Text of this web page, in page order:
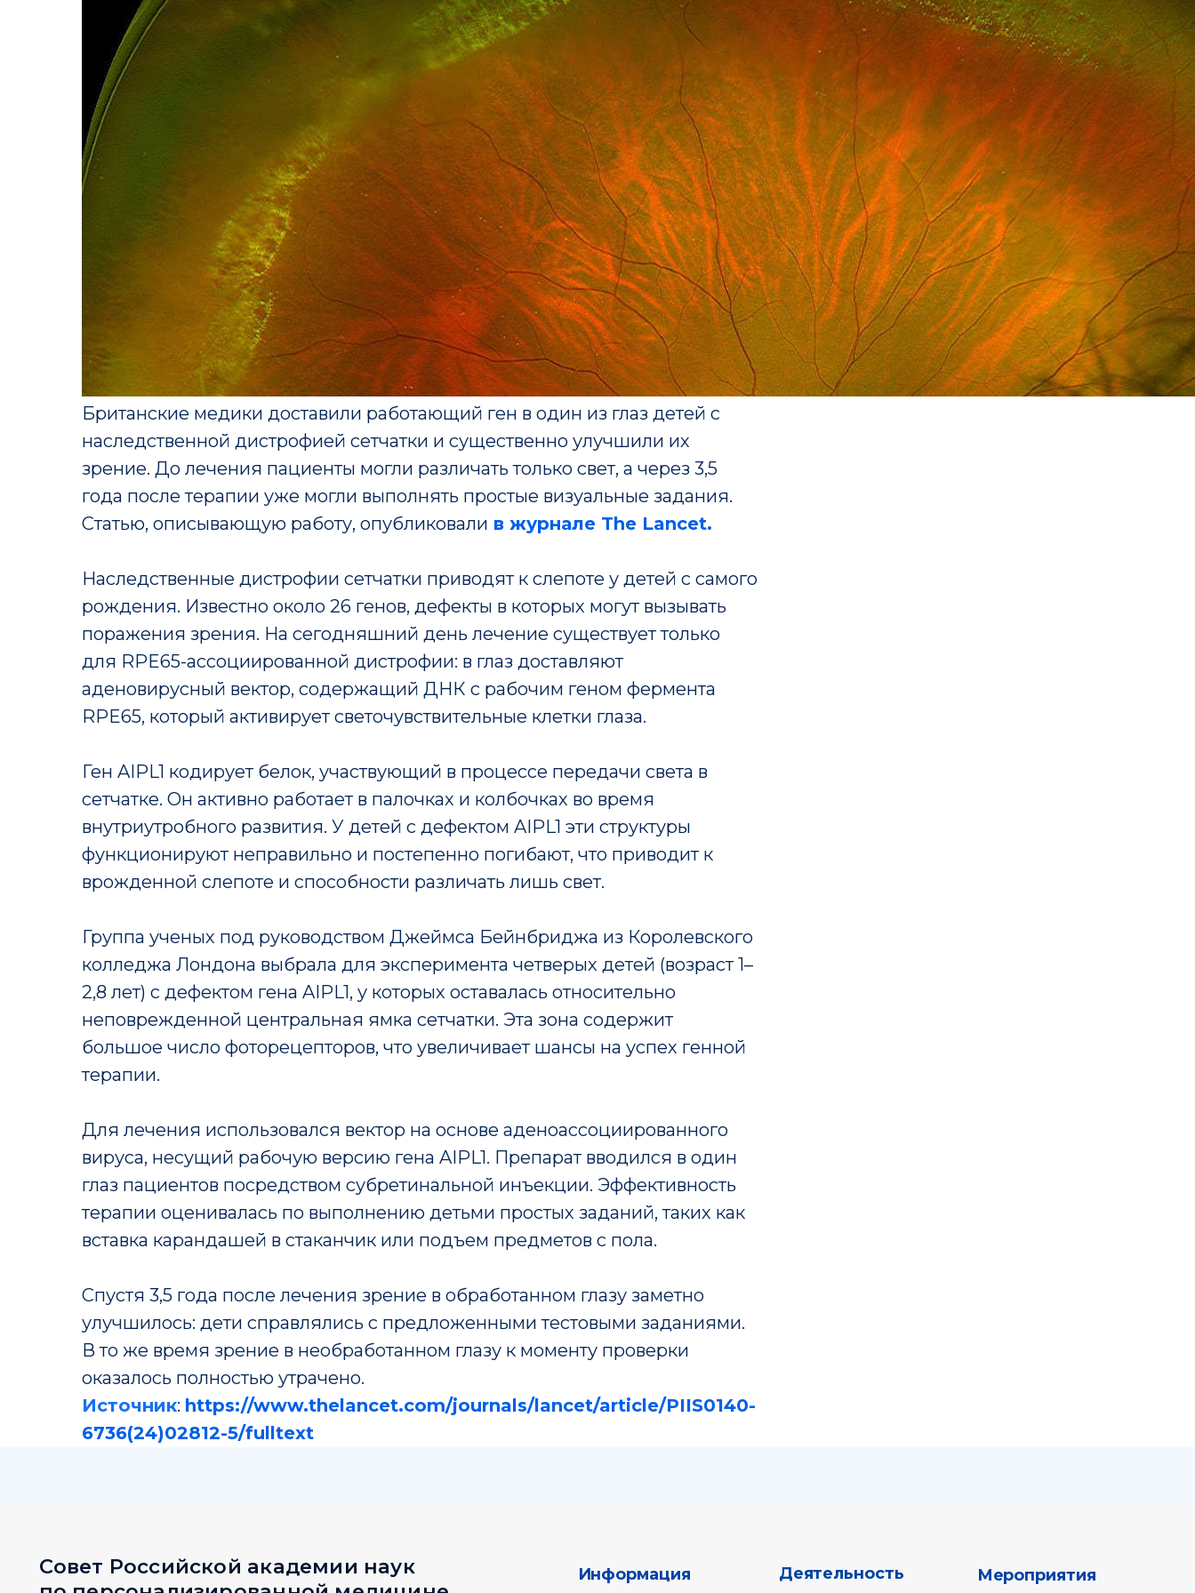
Британские медики доставили работающий ген в один из глаз детей с
наследственной дистрофией сетчатки и существенно улучшили их
зрение. До лечения пациенты могли различать только свет, а через 3,5
года после терапии уже могли выполнять простые визуальные задания.
Статью, описывающую работу, опубликовали в журнале The Lancet.
Наследственные дистрофии сетчатки приводят к слепоте у детей с самого
рождения. Известно около 26 генов, дефекты в которых могут вызывать
поражения зрения. На сегодняшний день лечение существует только
для RPE65-ассоциированной дистрофии: в глаз доставляют
аденовирусный вектор, содержащий ДНК с рабочим геном фермента
RPE65, который активирует светочувствительные клетки глаза.
Ген AIPL1 кодирует белок, участвующий в процессе передачи света в
сетчатке. Он активно работает в палочках и колбочках во время
внутриутробного развития. У детей с дефектом AIPL1 эти структуры
функционируют неправильно и постепенно погибают, что приводит к
врожденной слепоте и способности различать лишь свет.
Группа ученых под руководством Джеймса Бейнбриджа из Королевского
колледжа Лондона выбрала для эксперимента четверых детей (возраст 1–
2,8 лет) с дефектом гена AIPL1, у которых оставалась относительно
неповрежденной центральная ямка сетчатки. Эта зона содержит
большое число фоторецепторов, что увеличивает шансы на успех генной
терапии.
Для лечения использовался вектор на основе аденоассоциированного
вируса, несущий рабочую версию гена AIPL1. Препарат вводился в один
глаз пациентов посредством субретинальной инъекции. Эффективность
терапии оценивалась по выполнению детьми простых заданий, таких как
вставка карандашей в стаканчик или подъем предметов с пола.
Спустя 3,5 года после лечения зрение в обработанном глазу заметно
улучшилось: дети справлялись с предложенными тестовыми заданиями.
В то же время зрение в необработанном глазу к моменту проверки
оказалось полностью утрачено.
Источник: https://www.thelancet.com/journals/lancet/article/PIIS0140-
6736(24)02812-5/fulltext
Руководство
Информация
Совет Российской академии наук
по персонализированной медицине